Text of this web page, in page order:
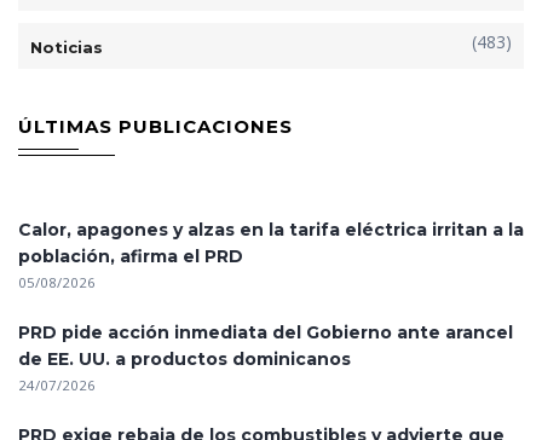
Noticias (483)
ÚLTIMAS PUBLICACIONES
Calor, apagones y alzas en la tarifa eléctrica irritan a la
población, afirma el PRD
05/08/2026
PRD pide acción inmediata del Gobierno ante arancel
de EE. UU. a productos dominicanos
24/07/2026
PRD exige rebaja de los combustibles y advierte que